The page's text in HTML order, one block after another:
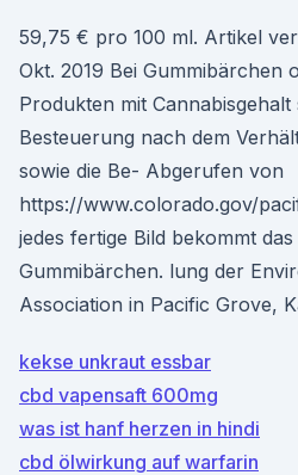
59,75 € pro 100 ml. Artikel
Okt. 2019 Bei Gummibärchen
Produkten mit Cannabisgehalt
Besteuerung nach dem
sowie die Be- Abgerufen von
https://www.colorado.gov/
jedes fertige Bild bekommt das
Gummibärchen. lung der
Association in Pacific Grove,
kekse unkraut essbar
cbd vapensaft 600mg
was ist hanf herzen in hindi
cbd ölwirkung auf warfarin